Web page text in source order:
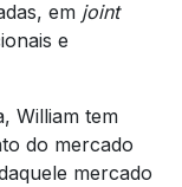
em joint
e
William tem
do mercado
mercado